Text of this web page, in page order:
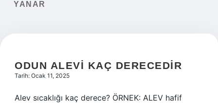
Yasal Uyarı
YANAR
ODUN ALEVI KAÇ DERECEDIR
Tarih: Ocak 11, 2025
Alev sıcaklığı kaç derece? ÖRNEK: ALEV hafif